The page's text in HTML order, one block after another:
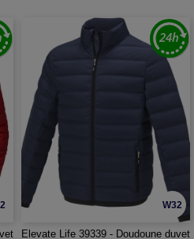
W32
Elevate Life 39339 - Doudoune duvet